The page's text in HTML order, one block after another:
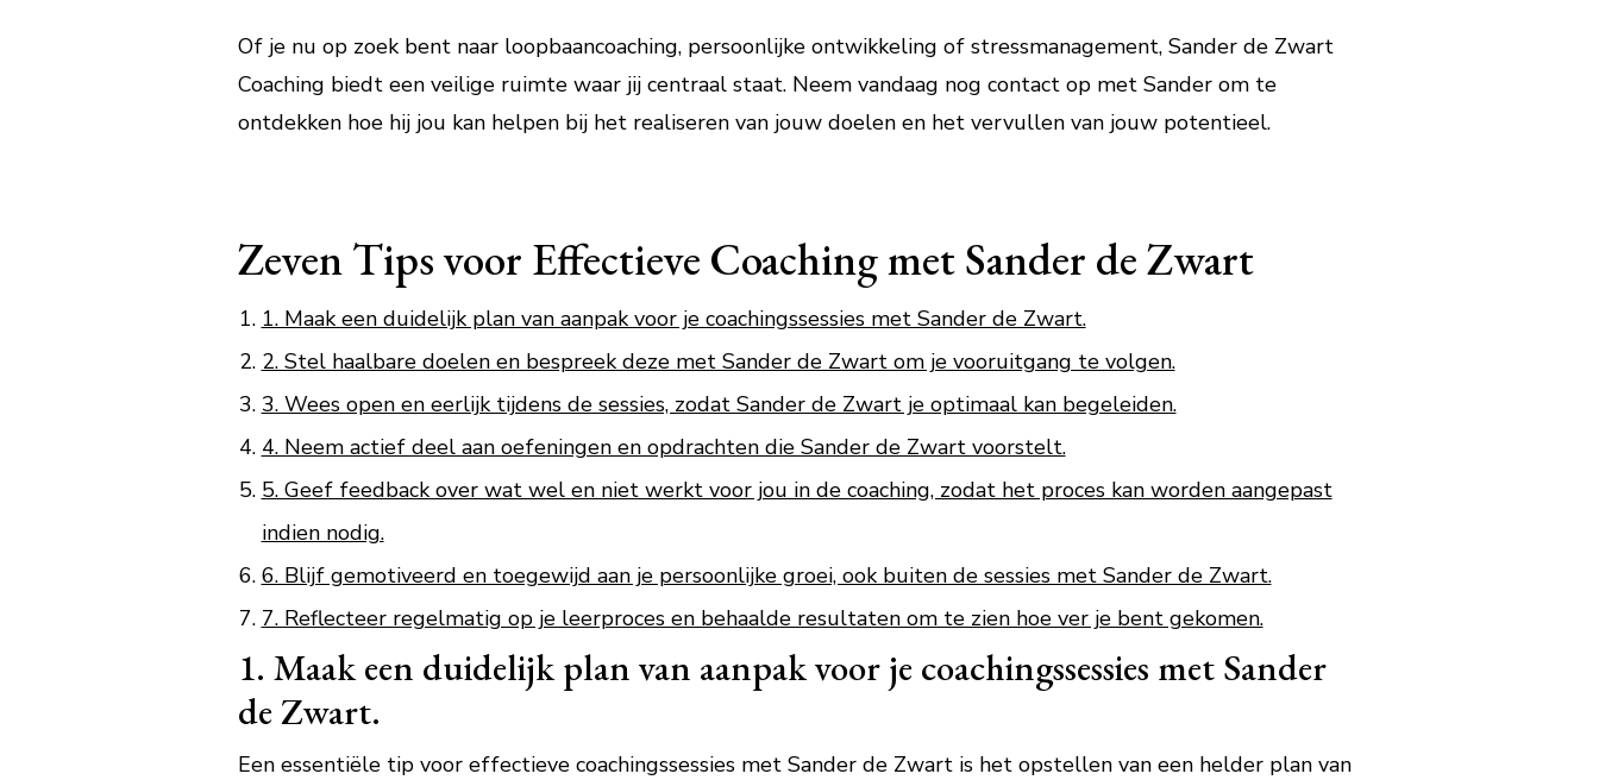
Of je nu op zoek bent naar loopbaancoaching, persoonlijke ontwikkeling of stressmanagement, Sander de Zwart
Coaching biedt een veilige ruimte waar jij centraal staat. Neem vandaag nog contact op met Sander om te
ontdekken hoe hij jou kan helpen bij het realiseren van jouw doelen en het vervullen van jouw potentieel.
Zeven Tips voor Effectieve Coaching met Sander de Zwart
1. Maak een duidelijk plan van aanpak voor je coachingssessies met Sander de Zwart.
2. Stel haalbare doelen en bespreek deze met Sander de Zwart om je vooruitgang te volgen.
3. Wees open en eerlijk tijdens de sessies, zodat Sander de Zwart je optimaal kan begeleiden.
4. Neem actief deel aan oefeningen en opdrachten die Sander de Zwart voorstelt.
5. Geef feedback over wat wel en niet werkt voor jou in de coaching, zodat het proces kan worden aangepast
indien nodig.
6. Blijf gemotiveerd en toegewijd aan je persoonlijke groei, ook buiten de sessies met Sander de Zwart.
7. Reflecteer regelmatig op je leerproces en behaalde resultaten om te zien hoe ver je bent gekomen.
1. Maak een duidelijk plan van aanpak voor je coachingssessies met Sander
de Zwart.
Een essentiële tip voor effectieve coachingssessies met Sander de Zwart is het opstellen van een helder plan van